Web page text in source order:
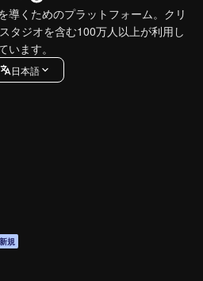
導くためのプラットフォーム。クリ
タジオを含む100万人以上が利用し
います。
日本語
新規